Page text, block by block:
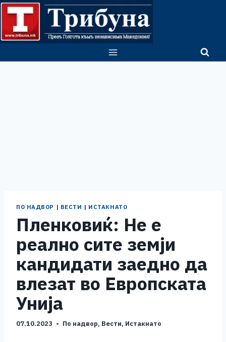
Skip
content
ПО НАДВОР | ВЕСТИ | ИСТАКНАТО
Пленковиќ: Не е
реално сите земји
кандидати заедно да
влезат во Европската
Унија
07.10.2023 По надвор, Вести, Истакнато